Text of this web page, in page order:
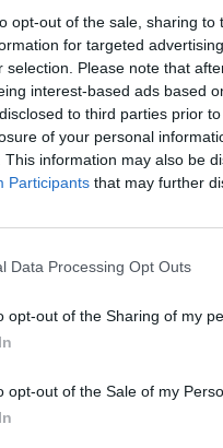
opt-out of the sale, sharing
for targeted
selection. Please note that
interest-based ads based
to third parties prior
of your personal
This information may also be
Participants that may further
Data Processing Opt Outs
opt-out of the Sharing of my
opt-out of the Sale of my
ηπείρου με